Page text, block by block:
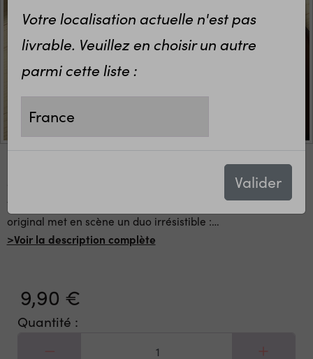
Votre localisation actuelle n'est pas
livrable. Veuillez en choisir un autre
parmi cette liste :
Valider
Célébrez votre toute première fête des mères avec une
touche d'humour et beaucoup de tendresse ! Ce bavoir
original met en scène un duo irrésistible :…
>Voir la description complète
9,90 €
Quantité :